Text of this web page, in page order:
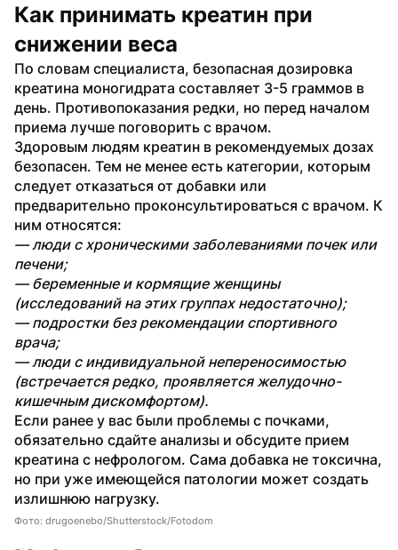
Как принимать креатин при
снижении веса
По словам специалиста, безопасная дозировка
креатина моногидрата составляет 3-5 граммов в
день. Противопоказания редки, но перед началом
приема лучше поговорить с врачом.
Здоровым людям креатин в рекомендуемых дозах
безопасен. Тем не менее есть категории, которым
следует отказаться от добавки или
предварительно проконсультироваться с врачом. К
ним относятся:
— люди с хроническими заболеваниями почек или
печени;
— беременные и кормящие женщины
(исследований на этих группах недостаточно);
— подростки без рекомендации спортивного
врача;
— люди с индивидуальной непереносимостью
(встречается редко, проявляется желудочно-
кишечным дискомфортом).
Если ранее у вас были проблемы с почками,
обязательно сдайте анализы и обсудите прием
креатина с нефрологом. Сама добавка не токсична,
но при уже имеющейся патологии может создать
излишнюю нагрузку.
Фото: drugoenebo/Shutterstock/Fotodom